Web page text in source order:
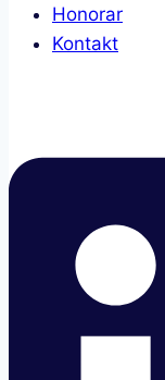
Honorar
Kontakt